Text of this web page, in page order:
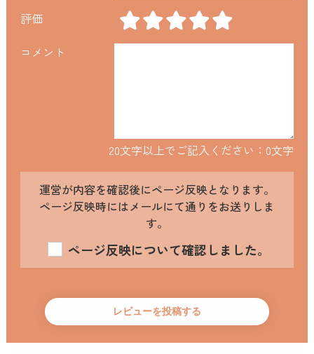
評価
コメント
20文字以上でご記入ください： 0文字
運営が内容を確認後にページ反映となります。
ページ反映時にはメールにて通りをお送りしま
す。
ページ反映について確認しました。